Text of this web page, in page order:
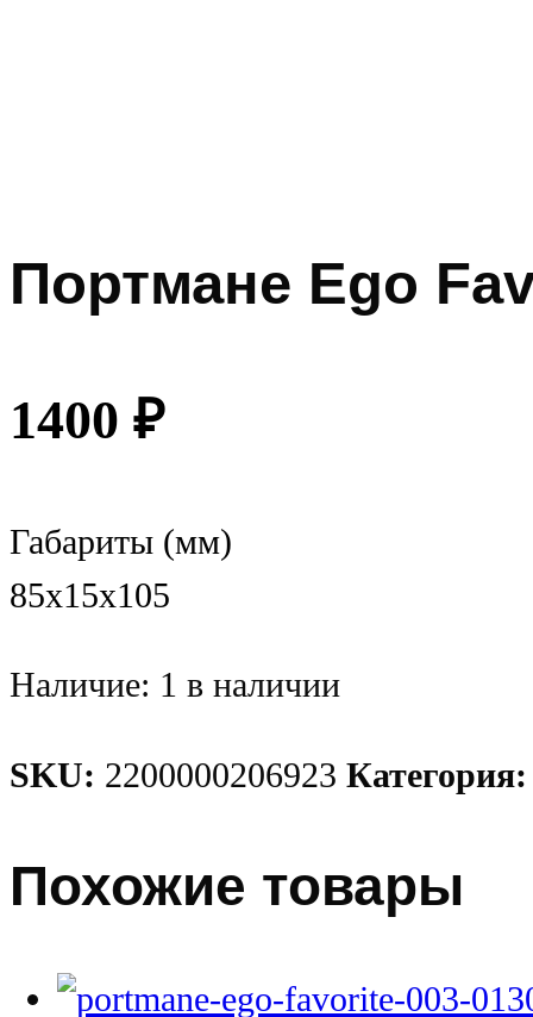
Портмане Ego
1400 ₽
Габариты (мм)
85х15х105
Наличие: 1 в наличии
SKU: 2200000206923
Похожие товары